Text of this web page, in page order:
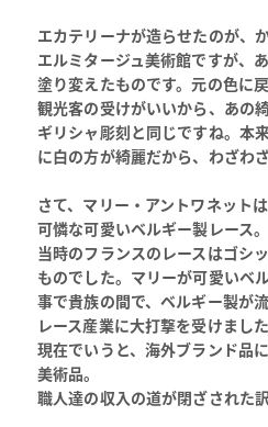
エカテリーナが造らせたのが、
エルミタージュ美術館ですが、
塗り変えたものです。元の色に
観光客の受けがいいから、あの
ギリシャ彫刻と同じですね。本
に白の方が綺麗だから、わざわ
さて、マリー・アントワネット
可憐な可愛いベルギー製レース。
当時のフランスのレースはゴシ
ものでした。マリーが可愛いベ
事で貴族の間で、ベルギー製が
レース産業に大打撃を受けました
現在でいうと、海外ブランド品
美術品。
職人達の収入の道が閉ざされた訳